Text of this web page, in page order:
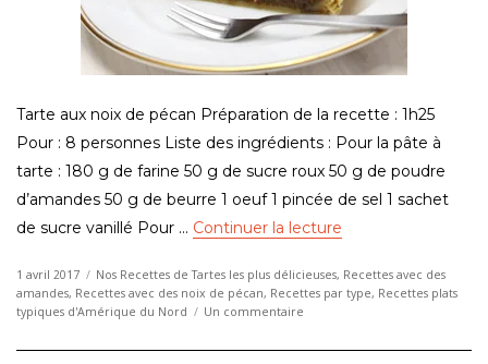
Tarte aux noix de pécan Préparation de la recette : 1h25
Pour : 8 personnes Liste des ingrédients : Pour la pâte à
tarte : 180 g de farine 50 g de sucre roux 50 g de poudre
d’amandes 50 g de beurre 1 oeuf 1 pincée de sel 1 sachet
de sucre vanillé Pour … Continuer la lecture
Publié
le
1 avril 2017 Catégories
Nos Recettes de Tartes les plus délicieuses, Recettes avec des
amandes, Recettes avec des noix de pécan, Recettes par type, Recettes plats
typiques d'Amérique du Nord
Un commentaire
: